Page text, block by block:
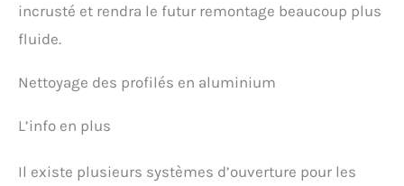
incrusté et rendra le futur remontage beaucoup plus
fluide.
Nettoyage des profilés en aluminium
L’info en plus
Il existe plusieurs systèmes d’ouverture pour les